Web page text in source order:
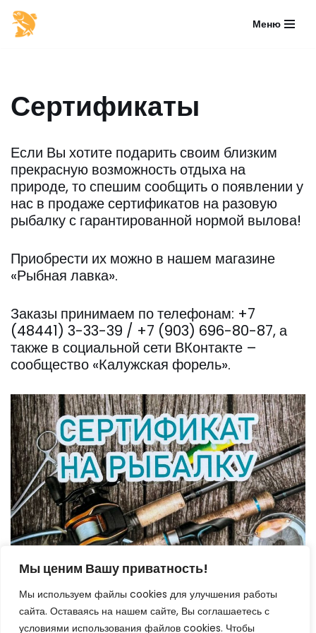
Мы ценим Вашу приватность!
Мы используем файлы cookies для улучшения работы
сайта. Оставаясь на нашем сайте, Вы соглашаетесь с
условиями использования файлов cookies. Чтобы
Перейти
Меню
Сертификаты
Если Вы хотите подарить своим близким
прекрасную возможность отдыха на
природе, то спешим сообщить о появлении у
нас в продаже сертификатов на разовую
рыбалку с гарантированной нормой вылова!
Приобрести их можно в нашем магазине
«Рыбная лавка».
Заказы принимаем по телефонам: +7
(48441) 3-33-39 / +7 (903) 696-80-87, а
также в социальной сети ВКонтакте –
сообщество «Калужская форель».